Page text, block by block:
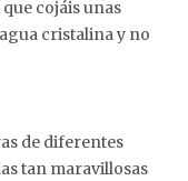
cojáis unas
cristalina y no
de diferentes
tan maravillosas